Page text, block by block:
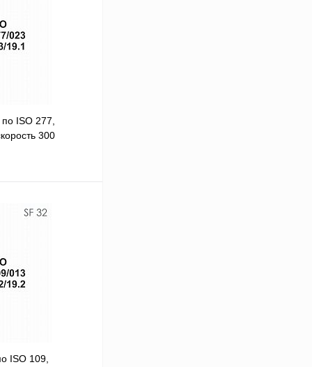
ISO 277,
300
В корзину
ISO 109,